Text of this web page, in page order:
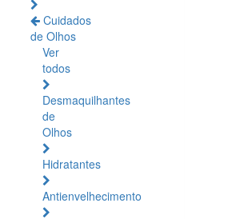
Cuidados
de Olhos
Ver
todos
Desmaquilhantes
de
Olhos
Hidratantes
Antienvelhecimento